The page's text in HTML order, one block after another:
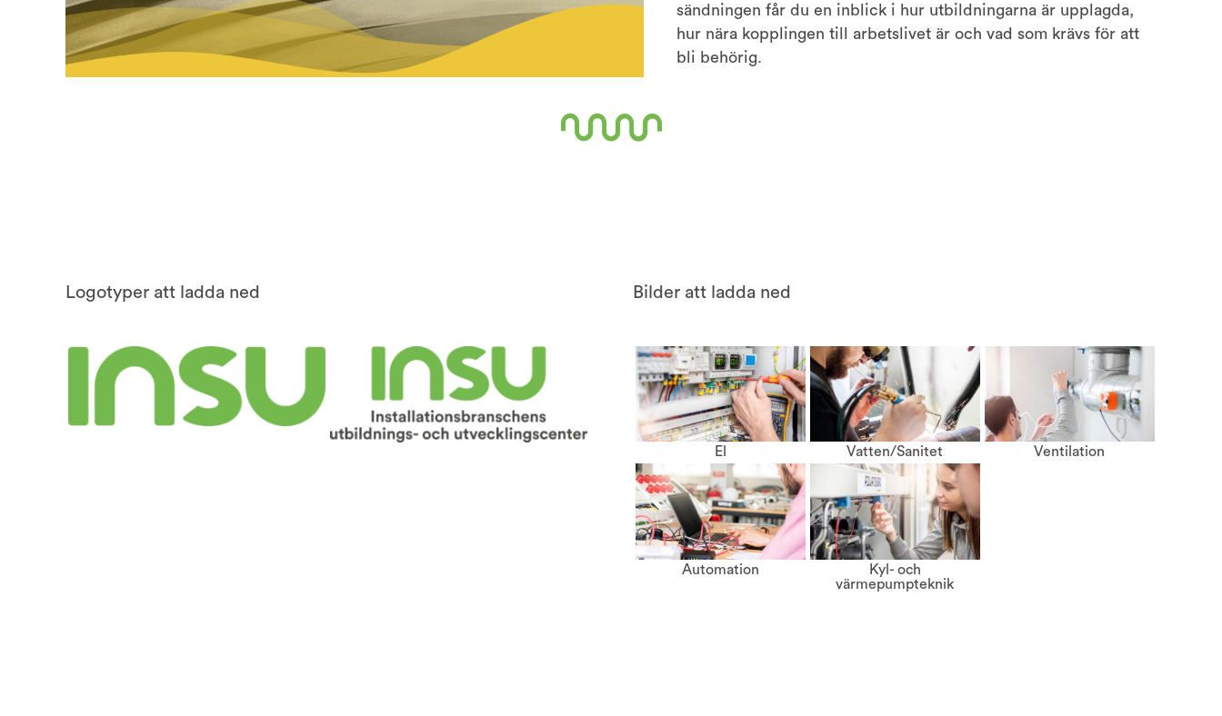
sändningen får du en inblick i hur utbildningarna är upplagda,
hur nära kopplingen till arbetslivet är och vad som krävs för att
bli behörig.
Logotyper att ladda ned Bilder att ladda ned
El Vatten/Sanitet Ventilation
Automation
Kyl- och
värmepumpteknik